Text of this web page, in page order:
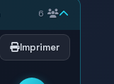
6
Imprimer